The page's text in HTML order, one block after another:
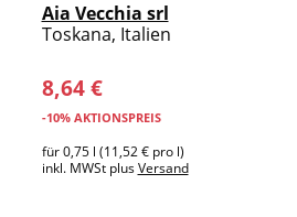
Aia Vecchia srl
Toskana, Italien
8,64 €
-10% AKTIONSPREIS
für 0,75 l (11,52 € pro l)
inkl. MWSt plusVersand